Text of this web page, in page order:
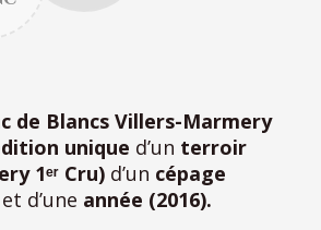
de Blancs Villers-Marmery
unique d’un terroir
1ᵉʳ Cru) d’un cépage
et d’une année (2016).